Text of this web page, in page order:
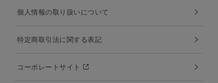
個人情報の取り扱いについて
特定商取引法に関する表記
コーポレートサイト